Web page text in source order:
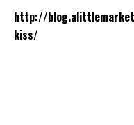
http://
kiss/